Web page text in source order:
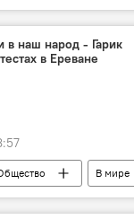
наш народ - Гарик
в Ереване
В мире